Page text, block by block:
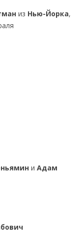
из Нью-Йорка,
и Адам